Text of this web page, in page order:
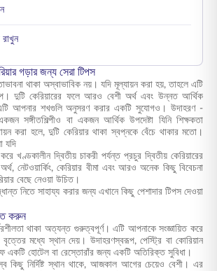
গড়ার জন্য সেরা টিপস
থাকা অস্বাভাবিক নয়। যদি মূল্যায়ন করা হয়, তাহলে এটি
দুটি কেরিয়ারের ফলে আরও বেশী অর্থ এবং উন্নত আর্থিক
এটি আপনার শখগুলি অনুসরণ করার একটি সুযোগও। উদাহরণ -
সঙ্গীতশিল্পীও বা একজন আর্থিক উপদেষ্টা যিনি শিক্ষকতা
করা হলে, দুটি কেরিয়ার থাকা স্বপ্নকে বেঁচে থাকার মতো।
যদি
খণ্ডকালীন দ্বিতীয় চাকরী পর্যন্ত প্রচুর দ্বিতীয় কেরিয়ারের
নেটওয়ার্কিং, কেরিয়ার বীমা এবং আরও অনেক কিছু বিবেচনা
বেছে নেওয়া উচিত।
নিতে সাহায্য করার জন্য এখানে কিছু পেশাদার টিপস দেওয়া
করুন
থাকা অত্যন্ত গুরুত্বপূর্ণ। এটি আপনাকে সংজ্ঞায়িত করে
মধ্যে স্থান দেয়। উদাহরণস্বরূপ, পেস্ট্রি বা কোরিয়ান
একটি হোটেল বা রেস্তোরাঁর জন্য একটি অতিরিক্ত সুবিধা।
কিছু নির্দিষ্ট স্থান থাকে, আজকাল আগের চেয়েও বেশী। এর